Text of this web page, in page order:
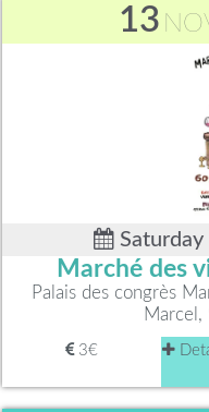
13
Saturday
Marché des
Palais des congrès
3€